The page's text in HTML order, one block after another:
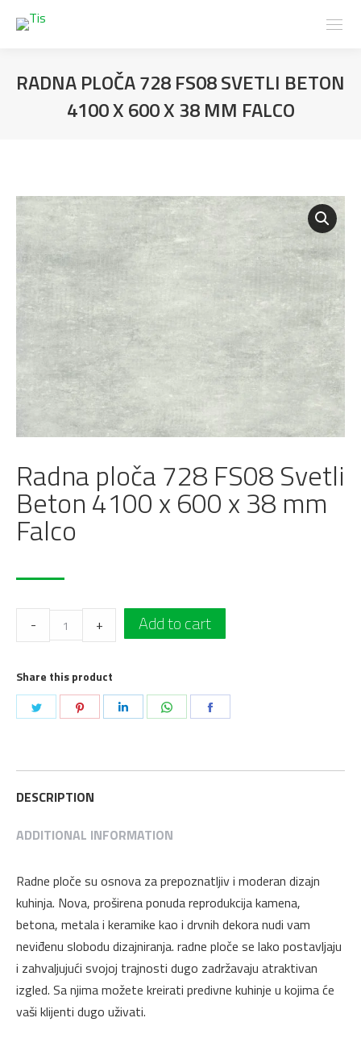
RADNA PLOČA 728 FS08 SVETLI BETON
4100 X 600 X 38 MM FALCO
Radna ploča 728 FS08 Svetli
Beton 4100 x 600 x 38 mm
Falco
ploča
FS08
Svetli
x
600
38
Falco
quantity
- + Add to cart
Share this product
Podeli
Podeli
DESCRIPTION
ADDITIONAL INFORMATION
Radne ploče su osnova za prepoznatljiv i moderan dizajn
kuhinja. Nova, proširena ponuda reprodukcija kamena,
betona, metala i keramike kao i drvnih dekora nudi vam
neviđenu slobodu dizajniranja. radne ploče se lako postavljaju
i zahvaljujući svojoj trajnosti dugo zadržavaju atraktivan
izgled. Sa njima možete kreirati predivne kuhinje u kojima će
vaši klijenti dugo uživati.